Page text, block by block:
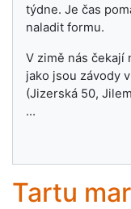
týdne. Je čas
naladit formu.
V zimě nás čekají
jako jsou závody
(Jizerská 50,
…
Tartu